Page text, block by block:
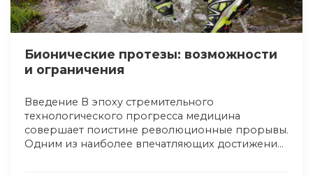
Бионические протезы: возможности
и ограничения
Введение В эпоху стремительного
технологического прогресса медицина
совершает поистине революционные прорывы.
Одним из наиболее впечатляющих достижени...